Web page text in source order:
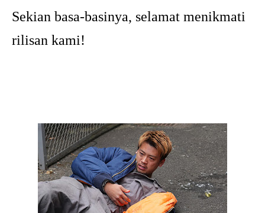
Sekian basa-basinya, selamat menikmati
rilisan kami!